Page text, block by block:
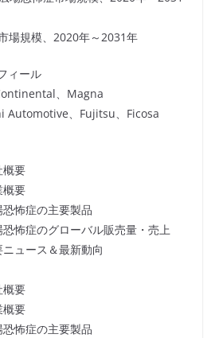
規模、2020年～2031年
ィール
、Magna
、Fujitsu、Ficosa
要
要
怖症の主要製品
症のグローバル販売量・売上
ュース＆最新動向
要
要
怖症の主要製品